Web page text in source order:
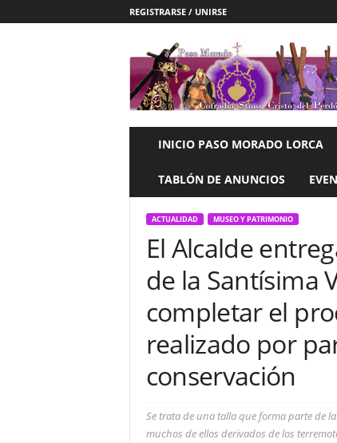
REGISTRARSE / UNIRSE
a
s
o
M
INICIO PASO MORADO LORCA
TABLÓN DE ANUNCIOS
ACTUALIDAD MUSEO Y PATRIMONIO
El Alcalde
de la Santísima
completar el
realizado por
conservación
Se trata de una talla que forma parte de
muchos de ellos derivados de los